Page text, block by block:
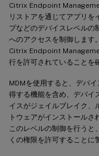
Citrix Endpoint
リストアを通じてアプリを
プなどのデバイスレベルの
へのアクセスを制御します
Citrix Endpoint
行を許可されていることを
MDMを使用すると、デバ
得する機能を含め、デバイ
イスがジェイルブレイク、
トウェアがインストールさ
このレベルの制御を行うと
くの権限を許可することに